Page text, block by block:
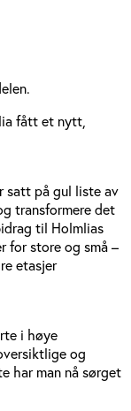
fått et nytt,
satt på gul liste av
transformere det
til Holmlias
for store og små –
etasjer
i høye
og
har man nå sørget